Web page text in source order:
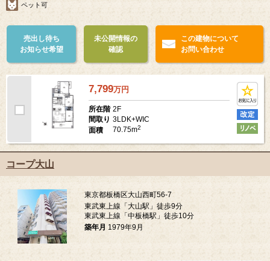
ペット可
売出し待ち
お知らせ希望
未公開情報の
確認
この建物について
お問い合わせ
7,799万円
所在階 2F
間取り 3LDK+WIC
面積
70.75m2
コープ大山
東京都板橋区大山西町56-7
東武東上線「大山駅」徒歩9分
東武東上線「中板橋駅」徒歩10分
築年月 1979年9月